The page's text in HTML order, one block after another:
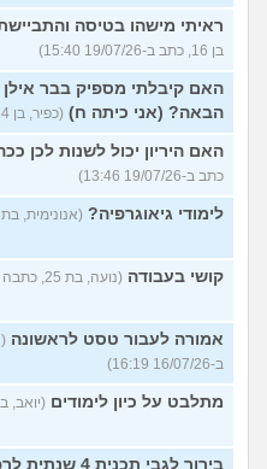
ראיתי מישהו בטיסה
בן 16, כתב ב-19/07/26 15:40)
האם קיבלתי מספיק בבר
הבאה? (אני כיתה ח) (כפיר, בן 14, כתב ב-19/07/26 13:57)
האם היריון יכול לשנות לכן
כתב ב-19/07/26 13:46)
לימודי גיאוגרפיה? (אנונימית, בת 19, כתבה ב-19/07/26 13:37)
קושי בעבודה (נועה, בת 25, כתבה ב-16/07/26 16:28)
אמורה לעבור טסט לראשונה
ב-16/07/26 16:19)
מתלבט על כיון לימודים (יואב, בן 27, כתב ב-16/07/26
בירור לגבי תכנית 4 שנתית לרפואה